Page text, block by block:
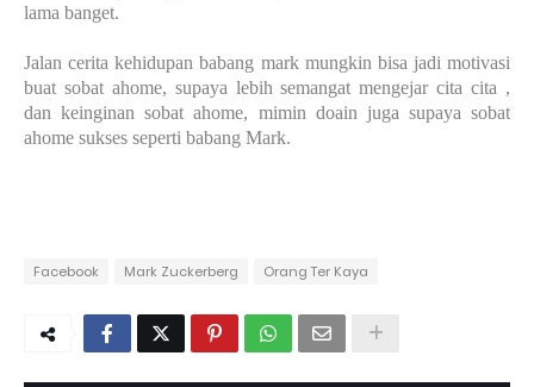
lama banget.
Jalan cerita kehidupan babang mark mungkin bisa jadi motivasi
buat sobat ahome, supaya lebih semangat mengejar cita cita ,
dan keinginan sobat ahome, mimin doain juga supaya sobat
ahome sukses seperti babang Mark.
Facebook Mark Zuckerberg Orang Ter Kaya